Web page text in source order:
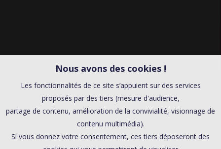
Nous avons des cookies !
Les fonctionnalités de ce site s’appuient sur des services
proposés par des tiers (mesure d'audience,
partage de contenu, amélioration de la convivialité, visionnage de
contenu multimédia).
Si vous donnez votre consentement, ces tiers déposeront des